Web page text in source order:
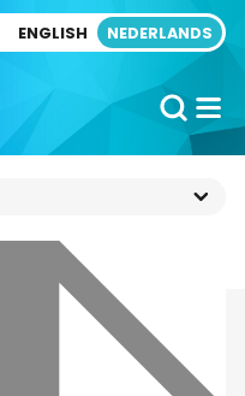
ENGLISH NEDERLANDS